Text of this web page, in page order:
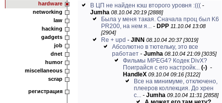
hardware
networking
law
hacking
gadgets
job
dnet
humor
miscellaneous
scrap
регистрация
В ЦП не найден кэш второго уровня :((( -
Jumha 08.10.04 20:19 [2888]
Была у меня такая. Сначала проц был K6
PR200, на нем я... - DPP 11.10.04 13:08
[2904]
Re + upd - JINN 08.10.04 20:37 [3019]
Абсолютно в тютельку, это все
работает - Jumha 08.10.04 21:09 [3035]
Фильмы MPEG4? Кодек DivX?
Поиграйся с его настройк... (-) -
HandleX 09.10.04 09:16 [3122]
Все на минимуме, отключено,
плееров коллекция. До хрен
с... - Jumha 09.10.04 11:31 [2858]